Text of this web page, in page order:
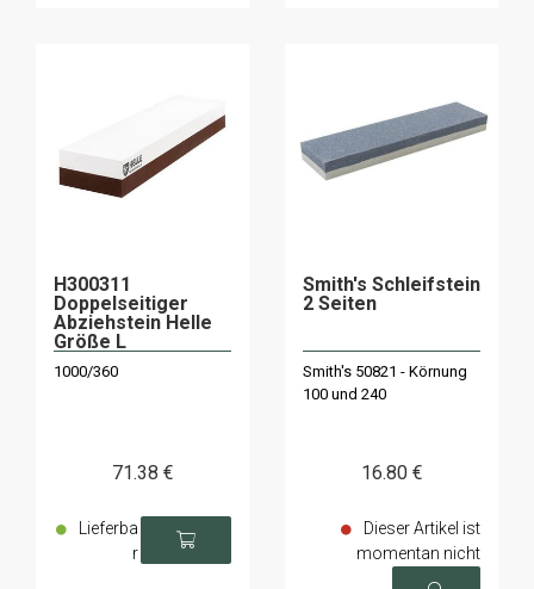
H300311
Doppelseitiger
Abziehstein Helle
Größe L
1000/360
71.38 €
Lieferba
r
Smith's Schleifstein
2 Seiten
Smith's 50821 - Körnung
100 und 240
16.80 €
Dieser Artikel ist
momentan nicht
verfügbar